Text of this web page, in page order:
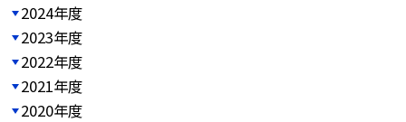
2024年度
2023年度
2022年度
2021年度
2020年度